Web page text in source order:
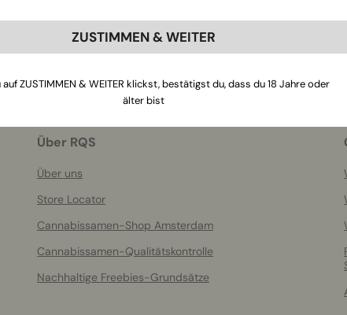
Über RQS
Über uns
Store Locator
Cannabissamen-Shop Amsterdam
Cannabissamen-Qualitätskontrolle
Nachhaltige Freebies-Grundsätze
ZUSTIMMEN & WEITER
ZUSTIMMEN & WEITER klickst, bestätigst du, dass du 18 Jahre oder
älter bist